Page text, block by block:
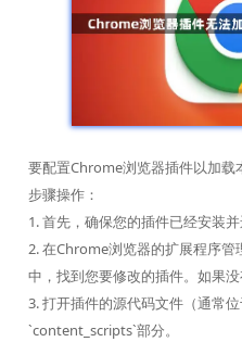
要配置Chrome浏览器插件以加
步骤操作：
1. 首先，确保您的插件已经安装并
2. 在Chrome浏览器的扩展程序
中，找到您要修改的插件。如果
3. 打开插件的源代码文件（通常
`content_scripts`部分。